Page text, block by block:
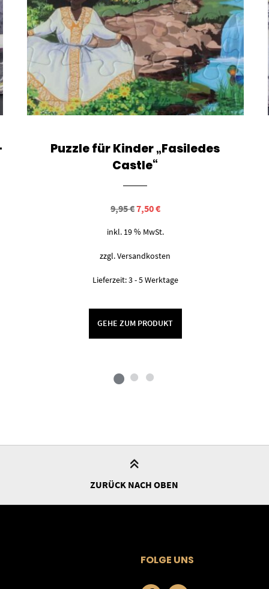
Puzzle für Kinder „Fasiledes
Castle“
9,95€Ursprünglicher
Preis
war:
9,95 €
7,50€Aktueller
ist:
7,50 €.
inkl. 19 % MwSt.
zzgl.Versandkosten
Lieferzeit:3 - 5 Werktage
GEHE ZUM PRODUKT
ZURÜCK NACH OBEN
FOLGE UNS